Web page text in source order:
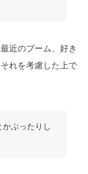
近のブーム、好き
れを考慮した上で
かぶったりし